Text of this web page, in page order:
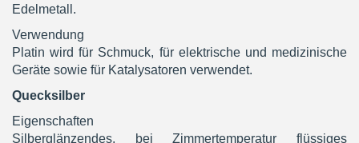
Edelmetall.
Verwendung
Platin wird für Schmuck, für elektrische und medizinische
Geräte sowie für Katalysatoren verwendet.
Quecksilber
Eigenschaften
Silberglänzendes, bei Zimmertemperatur flüssiges